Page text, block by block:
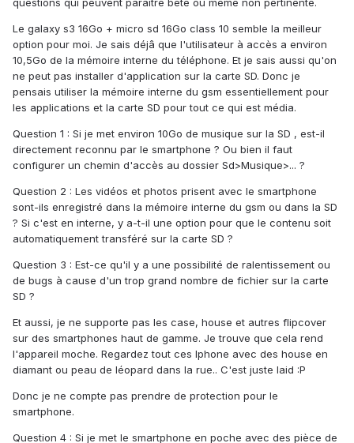
questions qui peuvent paraitre bête ou même non pertinente.
Le galaxy s3 16Go + micro sd 16Go class 10 semble la meilleur
option pour moi. Je sais déjâ que l'utilisateur à accès a environ
10,5Go de la mémoire interne du téléphone. Et je sais aussi qu'on
ne peut pas installer d'application sur la carte SD. Donc je
pensais utiliser la mémoire interne du gsm essentiellement pour
les applications et la carte SD pour tout ce qui est média.
Question 1 : Si je met environ 10Go de musique sur la SD , est-il
directement reconnu par le smartphone ? Ou bien il faut
configurer un chemin d'accès au dossier Sd>Musique>... ?
Question 2 : Les vidéos et photos prisent avec le smartphone
sont-ils enregistré dans la mémoire interne du gsm ou dans la SD
? Si c'est en interne, y a-t-il une option pour que le contenu soit
automatiquement transféré sur la carte SD ?
Question 3 : Est-ce qu'il y a une possibilité de ralentissement ou
de bugs à cause d'un trop grand nombre de fichier sur la carte
SD ?
Et aussi, je ne supporte pas les case, house et autres flipcover
sur des smartphones haut de gamme. Je trouve que cela rend
l'appareil moche. Regardez tout ces Iphone avec des house en
diamant ou peau de léopard dans la rue.. C'est juste laid :P
Donc je ne compte pas prendre de protection pour le
smartphone.
Question 4 : Si je met le smartphone en poche avec des pièce de